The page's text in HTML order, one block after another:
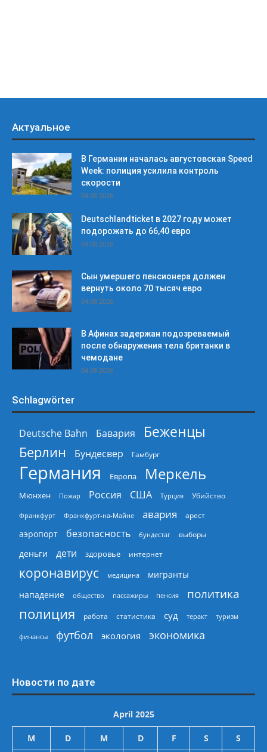
Актуальное
В Германии началась августовская Speed
Week: полиция усилила контроль
скорости
04.08.2026
Deutschlandticket в 2027 году может
подорожать до 66,40 евро
04.08.2026
Сын умершего пенсионера должен
вернуть около 70 тысяч евро
04.08.2026
В Афинах задержан подозреваемый
после обнаружения тела британки в
чемодане
04.08.2026
Schlagwörter
Deutsche Bahn Бавария
Беженцы
Берлин
Бундесвер Гамбург
Германия Европа Меркель
Мюнхен Пожар Россия США Турция Убийство
Франкфурт Франкфурт-на-Майне авария арест
аэропорт безопасность бундестаг выборы
деньги дети здоровье интернет
коронавирус медицина
мигранты
нападение
общество пассажиры пенсия политика
полиция работа статистика суд теракт туризм
финансы футбол экология экономика
Новости по дате
April 2025
M D M D F S S